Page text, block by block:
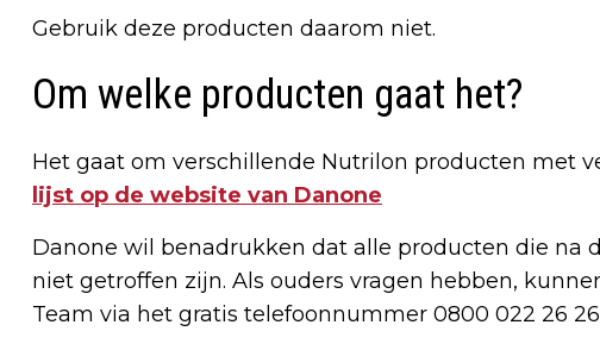
Gebruik deze producten daarom niet.
Om welke producten gaat het?
Het gaat om verschillende Nutrilon producten met
lijst op de website van Danone
Danone wil benadrukken dat alle producten die na
niet getroffen zijn. Als ouders vragen hebben,
Team via het gratis telefoonnummer 0800 022 26